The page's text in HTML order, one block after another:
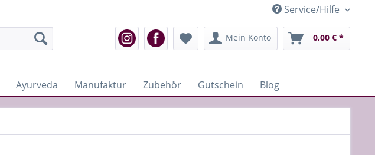
Service/Hilfe
Mein Konto 0,00 € *
Ayurveda Manufaktur Zubehör Gutschein Blog